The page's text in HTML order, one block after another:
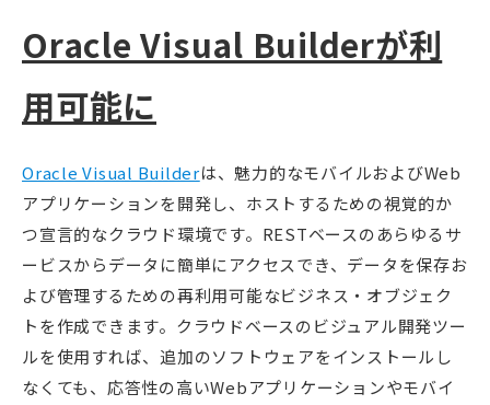
Oracle Visual Builderが利
用可能に
Oracle Visual Builderは、魅力的なモバイルおよびWeb
アプリケーションを開発し、ホストするための視覚的か
つ宣言的なクラウド環境です。RESTベースのあらゆるサ
ービスからデータに簡単にアクセスでき、データを保存お
よび管理するための再利用可能なビジネス・オブジェク
トを作成できます。クラウドベースのビジュアル開発ツー
ルを使用すれば、追加のソフトウェアをインストールし
なくても、応答性の高いWebアプリケーションやモバイ